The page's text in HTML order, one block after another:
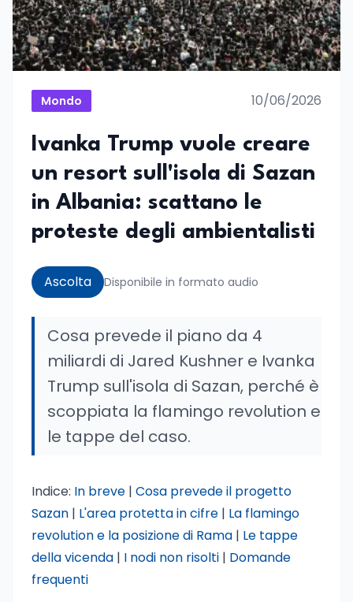
Mondo 10/06/2026
Ivanka Trump vuole creare
un resort sull'isola di Sazan
in Albania: scattano le
proteste degli ambientalisti
Ascolta Disponibile in formato audio
Cosa prevede il piano da 4
miliardi di Jared Kushner e Ivanka
Trump sull'isola di Sazan, perché è
scoppiata la flamingo revolution e
le tappe del caso.
Indice: In breve | Cosa prevede il progetto
Sazan | L'area protetta in cifre | La flamingo
revolution e la posizione di Rama | Le tappe
della vicenda | I nodi non risolti | Domande
frequenti